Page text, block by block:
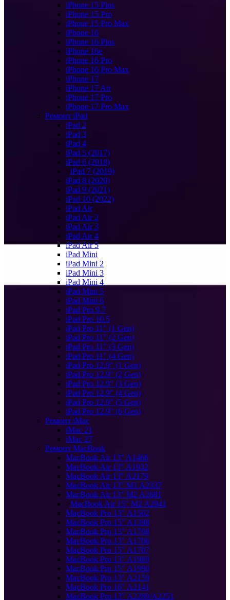
iPhone 15 Plus
iPhone 15 Pro
iPhone 15 Pro Max
iPhone 16
iPhone 16 Plus
iPhone 16e
iPhone 16 Pro
iPhone 16 Pro Max
iPhone 17
iPhone 17 Air
iPhone 17 Pro
iPhone 17 Pro Max
Ремонт iPad
iPad 2
iPad 3
iPad 4
iPad 5 (2017)
iPad 6 (2018)
>iPad 7 (2019)
iPad 8 (2020)
iPad 9 (2021)
iPad 10 (2022)
iPad Air
iPad Air 2
iPad Air 3
iPad Air 4
iPad Air 5
iPad Mini
iPad Mini 2
iPad Mini 3
iPad Mini 4
iPad Mini 5
iPad Mini 6
iPad Pro 9.7
iPad Pro 10.5
iPad Pro 11" (1 Gen)
iPad Pro 11" (2 Gen)
iPad Pro 11" (3 Gen)
iPad Pro 11" (4 Gen)
iPad Pro 12.9" (1 Gen)
iPad Pro 12.9" (2 Gen)
iPad Pro 12.9" (3 Gen)
iPad Pro 12.9" (4 Gen)
iPad Pro 12.9" (5 Gen)
iPad Pro 12.9" (6 Gen)
Ремонт iMac
iMac 21
iMac 27
Ремонт MacBook
MacBook Air 13" A1466
MacBook Air 13" A1932
MacBook Air 13" A2179
MacBook Air 13" M1 A2337
MacBook Air 13" M2 A2681
>MacBook Air 15" M2 A2941
MacBook Pro 13" A1502
MacBook Pro 15" A1398
MacBook Pro 13" A1708
MacBook Pro 13" A1706
MacBook Pro 15" A1707
MacBook Pro 13" A1989
MacBook Pro 15" A1990
MacBook Pro 13" A2159
MacBook Pro 16" A2141
MacBook Pro 13" A2289/A2251